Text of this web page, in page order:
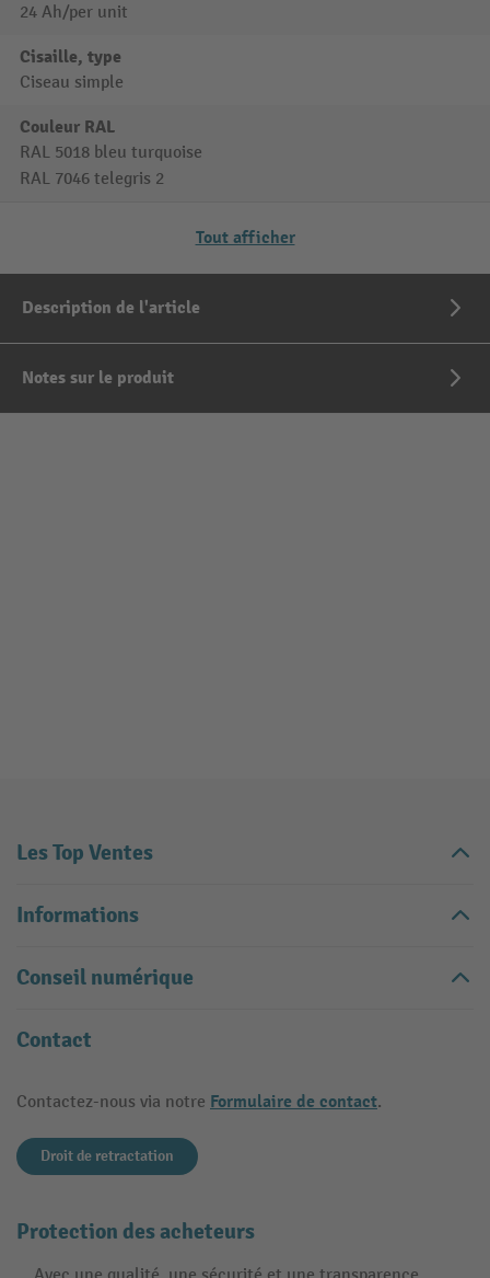
24 Ah/per unit
Cisaille, type
Ciseau simple
Couleur RAL
RAL 5018 bleu turquoise
RAL 7046 telegris 2
Tout afficher
Description de l'article
Notes sur le produit
Les Top Ventes
Informations
Conseil numérique
Contact
Contactez-nous via notre Formulaire de contact.
Droit de retractation
Protection des acheteurs